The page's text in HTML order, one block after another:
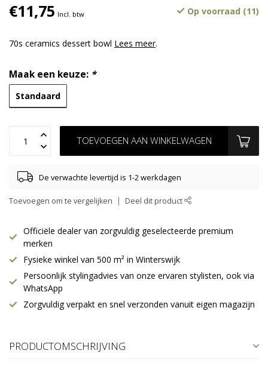
€11,75 Incl. btw Op voorraad (11)
70s ceramics dessert bowl Lees meer.
Maak een keuze: *
Standaard
TOEVOEGEN AAN WINKELWAGEN
De verwachte levertijd is 1-2 werkdagen
Toevoegen om te vergelijken Deel dit product
Officiële dealer van zorgvuldig geselecteerde premium
merken
Fysieke winkel van 500 m² in Winterswijk
Persoonlijk stylingadvies van onze ervaren stylisten, ook via
WhatsApp
Zorgvuldig verpakt en snel verzonden vanuit eigen magazijn
PRODUCTOMSCHRIJVING